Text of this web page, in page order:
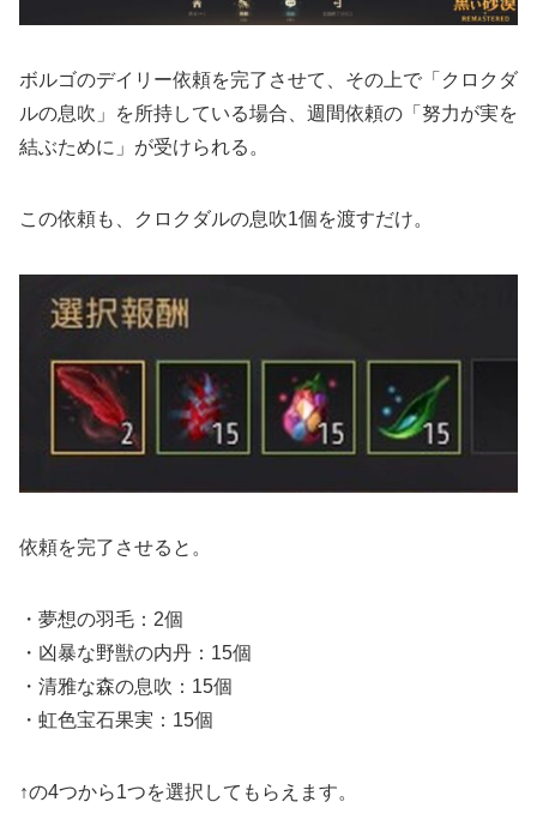
ボルゴのデイリー依頼を完了させて、その上で「クロクダ
ルの息吹」を所持している場合、週間依頼の「努力が実を
結ぶために」が受けられる。
この依頼も、クロクダルの息吹1個を渡すだけ。
依頼を完了させると。
・夢想の羽毛：2個
・凶暴な野獣の内丹：15個
・清雅な森の息吹：15個
・虹色宝石果実：15個
↑の4つから1つを選択してもらえます。